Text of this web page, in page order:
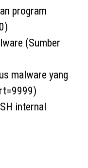
program
(Sumber
malware yang
internal